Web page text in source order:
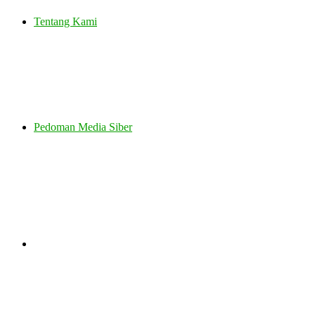
Tentang Kami
Pedoman Media Siber